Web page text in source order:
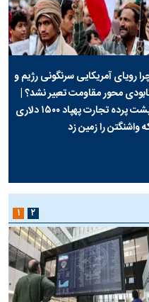
رویای آمریکایی سرنگونی رژیم و
محور مقاومت تعبیر نشد؟ |
پشت پرده تجارت پهپاد‌ ۱۵۰۰ دلاری
واشنگتن را زمین زد
۱ ۲